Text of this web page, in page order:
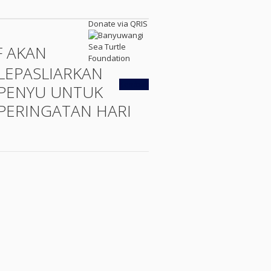
Donate via QRIS
AKAN
UNTUK
HARI